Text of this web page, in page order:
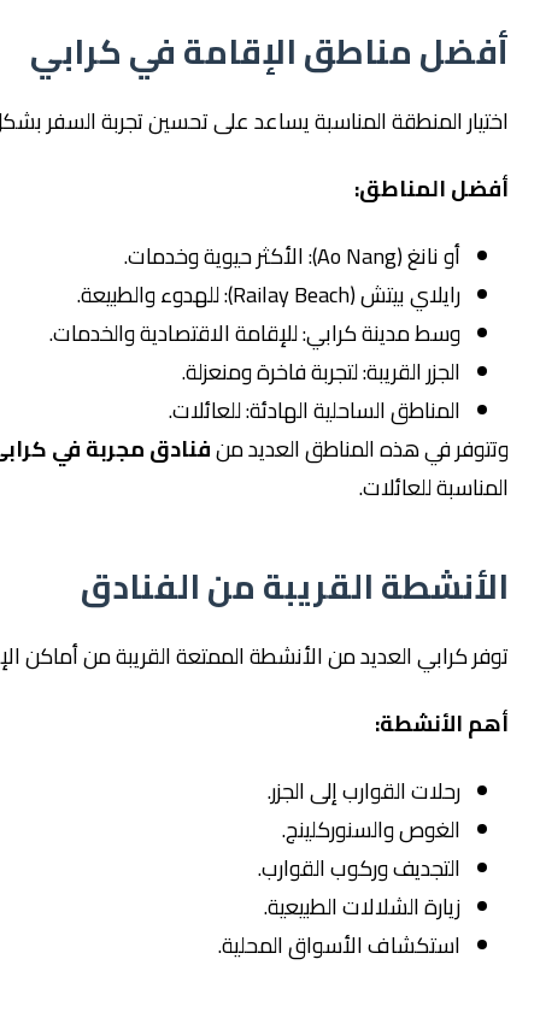
مناطق الإقامة في كرابي
المنطقة المناسبة يساعد على تحسين تجربة السفر بشكل كبير.
المناطق:
أو نانغ (Ao Nang): الأكثر حيوية وخدمات.
رايلاي بيتش (Railay Beach): للهدوء والطبيعة.
وسط مدينة كرابي: للإقامة الاقتصادية والخدمات.
الجزر القريبة: لتجربة فاخرة ومنعزلة.
المناطق الساحلية الهادئة: للعائلات.
في هذه المناطق العديد منفنادق مجربة في كرابى
للعائلات.
القريبة من الفنادق
العديد من الأنشطة الممتعة القريبة من أماكن الإقامة.
رحلات القوارب إلى الجزر.
الغوص والسنوركلينج.
التجديف وركوب القوارب.
زيارة الشلالات الطبيعية.
استكشاف الأسواق المحلية.